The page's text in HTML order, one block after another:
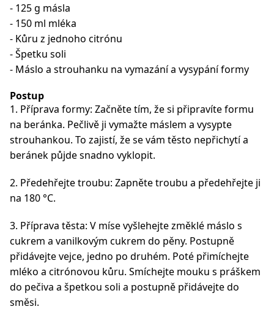
- 125 g másla
- 150 ml mléka
- Kůru z jednoho citrónu
- Špetku soli
- Máslo a strouhanku na vymazání a vysypání formy
Postup
1. Příprava formy: Začněte tím, že si připravíte formu
na beránka. Pečlivě ji vymažte máslem a vysypte
strouhankou. To zajistí, že se vám těsto nepřichytí a
beránek půjde snadno vyklopit.
2. Předehřejte troubu: Zapněte troubu a předehřejte ji
na 180 °C.
3. Příprava těsta: V míse vyšlehejte změklé máslo s
cukrem a vanilkovým cukrem do pěny. Postupně
přidávejte vejce, jedno po druhém. Poté přimíchejte
mléko a citrónovou kůru. Smíchejte mouku s práškem
do pečiva a špetkou soli a postupně přidávejte do
směsi.